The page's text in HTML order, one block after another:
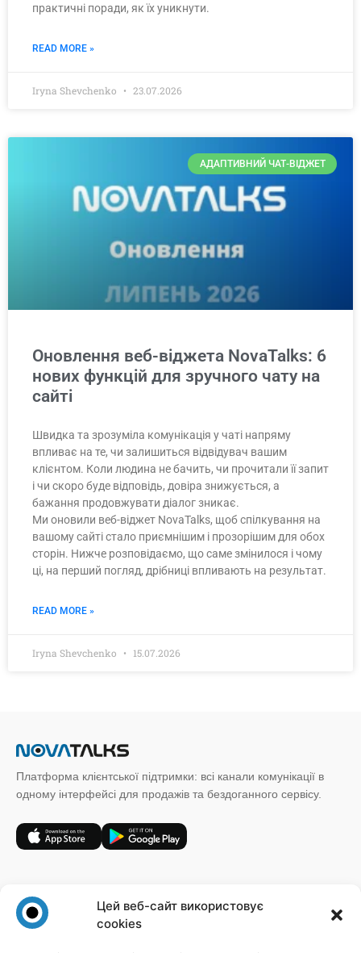
Цей веб-сайт використовує
cookies
практичні поради, як їх уникнути.
READ MORE »
Iryna Shevchenko 23.07.2026
АДАПТИВНИЙ ЧАТ-ВІДЖЕТ
Оновлення веб-віджета NovaTalks: 6
нових функцій для зручного чату на
сайті
Швидка та зрозуміла комунікація у чаті напряму
впливає на те, чи залишиться відвідувач вашим
клієнтом. Коли людина не бачить, чи прочитали її запит
і чи скоро буде відповідь, довіра знижується, а
бажання продовжувати діалог зникає.
Ми оновили веб-віджет NovaTalks, щоб спілкування на
вашому сайті стало приємнішим і прозорішим для обох
сторін. Нижче розповідаємо, що саме змінилося і чому
ці, на перший погляд, дрібниці впливають на результат.
READ MORE »
Iryna Shevchenko 15.07.2026
Платформа клієнтської підтримки: всі канали комунікації в
одному інтерфейсі для продажів та бездоганного сервісу.
sales@novatalks.com.ua
Форма зворотного зв'язку